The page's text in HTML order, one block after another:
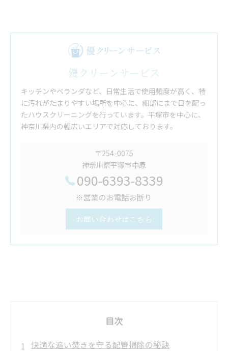
優クリーンサービス
キッチンやベランダなど、日常生活で使用頻度が高く、特
に汚れがたまりやすい場所を中心に、細部にまで目を配っ
たハウスクリーニングを行っています。平塚市を中心に、
神奈川県内の幅広いエリアで対応しております。
〒254-0075
神奈川県平塚市中原
090-6393-8339
※営業のお電話お断り
お問い合わせはこちら
目次
快適な追い焚きを守る配管掃除の秘訣